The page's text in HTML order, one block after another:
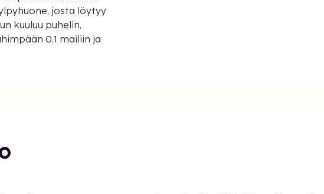
josta löytyy
kuuluu puhelin,
0,1 mailiin ja